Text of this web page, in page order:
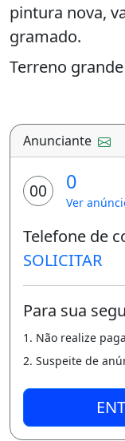
pintura nova,
gramado.
Terreno
Casa com
Eucaliptos,
pintura nova,
gramado.
Terreno
2) com grama
Varanda
Anunciante
00 0
Ver
Telefone de
SOLICITAR
Para sua
1. Não realize
2. Suspeite de